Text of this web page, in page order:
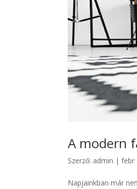
A modern
Szerző: admin |febr
Napjainkban már